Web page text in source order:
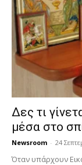
Δες τι
μέσα στο
Newsroom - 24
Όταν υπάρχουν